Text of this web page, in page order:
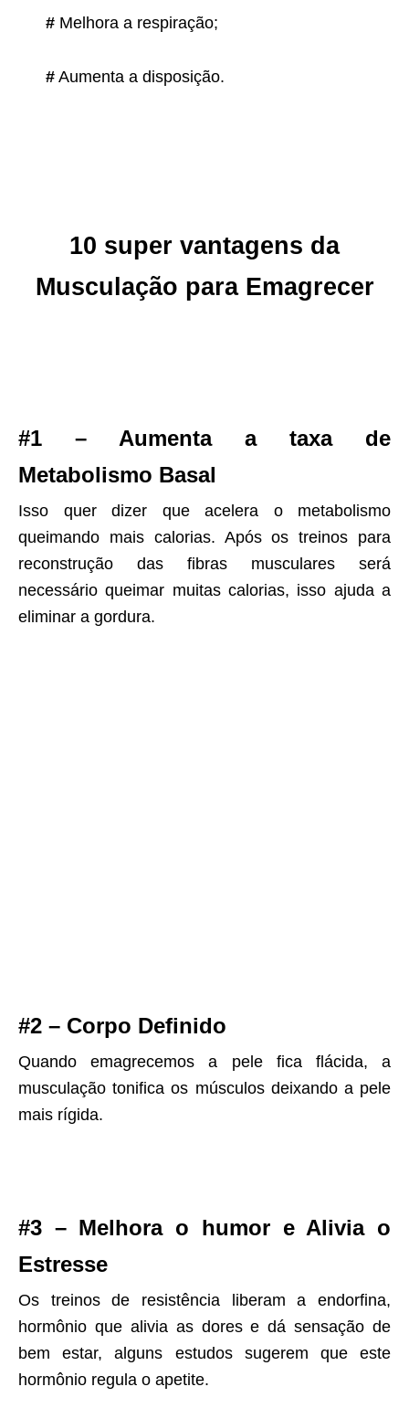
# Melhora a respiração;
# Aumenta a disposição.
10 super vantagens da
Musculação para Emagrecer
#1 – Aumenta a taxa de
Metabolismo Basal
Isso quer dizer que acelera o metabolismo
queimando mais calorias. Após os treinos para
reconstrução das fibras musculares será
necessário queimar muitas calorias, isso ajuda a
eliminar a gordura.
#2 – Corpo Definido
Quando emagrecemos a pele fica flácida, a
musculação tonifica os músculos deixando a pele
mais rígida.
#3 – Melhora o humor e Alivia o
Estresse
Os treinos de resistência liberam a endorfina,
hormônio que alivia as dores e dá sensação de
bem estar, alguns estudos sugerem que este
hormônio regula o apetite.